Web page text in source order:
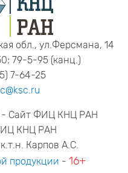
обл., ул.Ферсмана, 14
79-5-95 (канц.)
7-64-25
- Сайт ФИЦ КНЦ РАН
КНЦ РАН
Карпов А.С.
продукции - 16+